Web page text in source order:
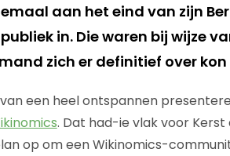
aan het eind van zijn
in. Die waren bij wijze
zich er definitief over
een heel ontspannen
. Dat had-ie vlak voor Kerst
op om een Wikinomics-